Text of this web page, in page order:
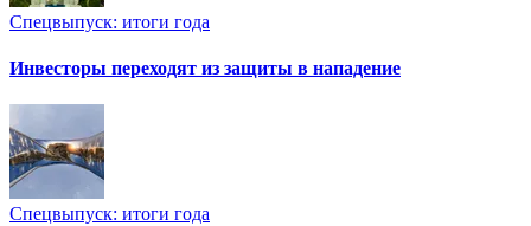
Спецвыпуск: итоги года
Инвесторы переходят из защиты в нападение
Спецвыпуск: итоги года